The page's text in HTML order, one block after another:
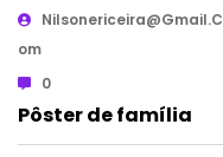
Nilsonericeira@gmail.c
Om
0
Pôster de família